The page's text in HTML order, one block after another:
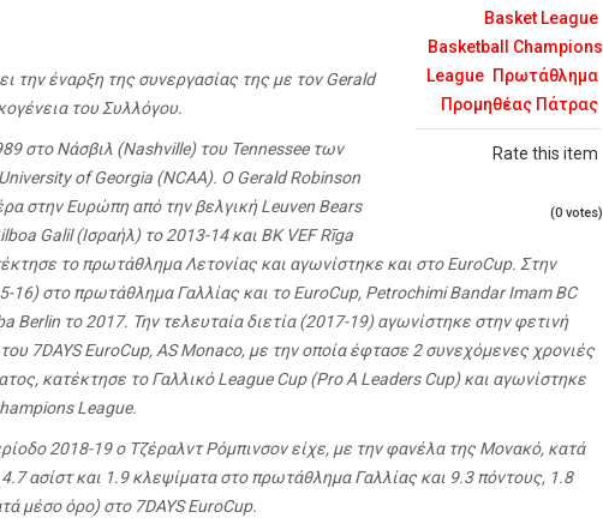
Basket League
Basketball Champions
League Πρωτάθλημα
Προμηθέας Πάτρας
Rate this item
(0 votes)
την έναρξη της συνεργασίας της με τον Gerald
του Συλλόγου.
στο Νάσβιλ (Nashville) του Tennessee των
of Georgia (NCAA). Ο Gerald Robinson
στην Ευρώπη από την βελγική Leuven Bears
Galil (Ισραήλ) το 2013-14 και BK VEF Rīga
το πρωτάθλημα Λετονίας και αγωνίστηκε και στο EuroCup. Στην
16) στο πρωτάθλημα Γαλλίας και το EuroCup, Petrochimi Bandar Imam BC
Berlin το 2017. Την τελευταία διετία (2017-19) αγωνίστηκε στην φετινή
7DAYS EuroCup, AS Monaco, με την οποία έφτασε 2 συνεχόμενες χρονιές
κατέκτησε το Γαλλικό League Cup (Pro A Leaders Cup) και αγωνίστηκε
League.
2018-19 ο Τζέραλντ Ρόμπινσον είχε, με την φανέλα της Μονακό, κατά
ασίστ και 1.9 κλεψίματα στο πρωτάθλημα Γαλλίας και 9.3 πόντους, 1.8
μέσο όρο) στο 7DAYS EuroCup.